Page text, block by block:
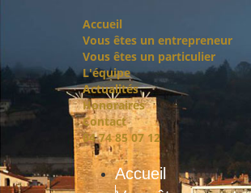
Accueil
Vous êtes un entrepreneur
Vous êtes un particulier
L'équipe
Actualités
Honoraires
Contact
04 74 85 07 12
Accueil